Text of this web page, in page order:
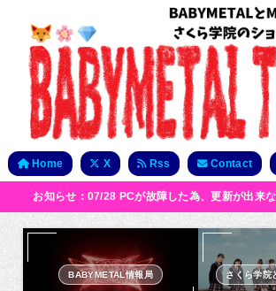
Home X Rss Contact
お知らせ：07/28 PCが故障した為、更新が出来
BABYMETAL情報局 さくら学院